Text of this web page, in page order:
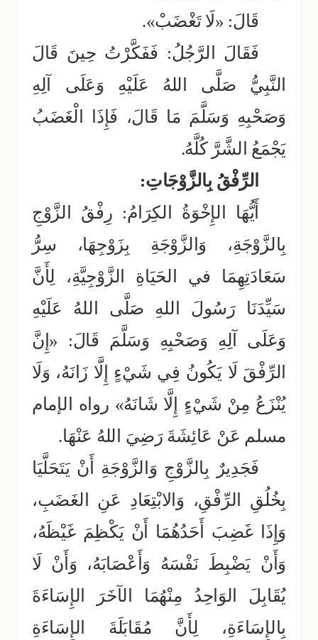
قَالَ: «لَا تَغْضَبْ».
فَقَالَ الرَّجُلُ: فَفَكَّرْتُ حِينَ قَالَ
النَّبِيُّ صَلَّى اللهُ عَلَيْهِ وَعَلَى آلِهِ
وَصَحْبِهِ وَسَلَّمَ مَا قَالَ، فَإِذَا الْغَضَبُ
يَجْمَعُ الشَّرَّ كُلَّهُ.
الرِّفْقُ بِالزَّوْجَاتِ:
أَيُّهَا الإِخْوَةُ الكِرَامُ: رِفْقُ الزَّوْجِ
بِالزَّوْجَةِ، وَالزَّوْجَةِ بِزَوْجِهَا، سِرُّ
سَعَادَتِهِمَا في الحَيَاةِ الزَّوْجِيَّةِ، لِأَنَّ
سَيِّدَنَا رَسُولَ اللهِ صَلَّى اللهُ عَلَيْهِ
وَعَلَى آلِهِ وَصَحْبِهِ وَسَلَّمَ قَالَ: «إِنَّ
الرِّفْقَ لَا يَكُونُ فِي شَيْءٍ إِلَّا زَانَهُ، وَلَا
يُنْزَعُ مِنْ شَيْءٍ إِلَّا شَانَهُ» رواه الإمام
مسلم عَنْ عَائِشَةَ رَضِيَ اللهُ عَنْهَا.
فَجَدِيرٌ بِالزَّوْجِ وَالزَّوْجَةِ أَنْ يَتَحَلَّيَا
بِخُلُقِ الرِّفْقِ، وَالابْتِعَادِ عَنِ الغَضَبِ،
وَإِذَا غَضِبَ أَحَدُهُمَا أَنْ يَكْظِمَ غَيْظَهُ،
وَأَنْ يَضْبِطَ نَفْسَهُ وَأَعْصَابَهُ، وَأَنْ لَا
يُقَابِلَ الوَاحِدُ مِنْهُمَا الآخَرَ الإِسَاءَةَ
بِالإِسَاءَةِ، لِأَنَّ مُقَابَلَةَ الإِسَاءَةِ